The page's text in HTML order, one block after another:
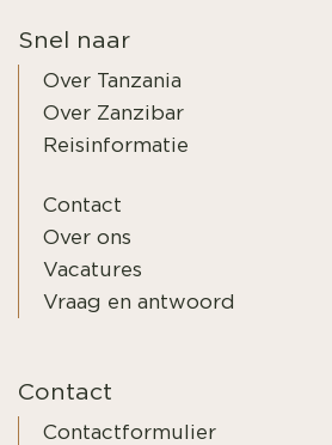
Snel naar
Over Tanzania
Over Zanzibar
Reisinformatie
Contact
Over ons
Vacatures
Vraag en antwoord
Contact
Contactformulier